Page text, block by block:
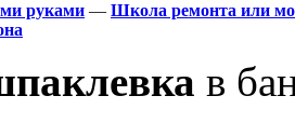
руками — Школа ремонта или
в